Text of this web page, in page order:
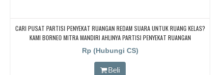
CARI PUSAT PARTISI PENYEKAT RUANGAN REDAM SUARA UNTUK RUANG KELAS?
KAMI BORNEO MITRA MANDIRI AHLINYA PARTISI PENYEKAT RUANGAN
Rp (Hubungi CS)
Beli